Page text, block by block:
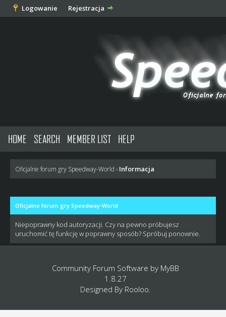
Logowanie Rejestracja
HOME SEARCH MEMBER LIST HELP
Oficjalne forum gry Speedway-World › Informacja
Oficjalne forum gry Speedway-World
Niepoprawny kod autoryzacji. Czy na pewno próbujesz
uruchomić tę funkcję w poprawny sposób? Spróbuj ponownie.
Community Forum Software by MyBB
1.8.27
Designed By Rooloo.